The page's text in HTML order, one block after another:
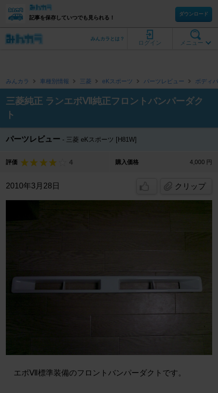
記事を保存していつでも見られる！
ダウンロード
メニュー
ログイン
みんカラとは？
みんカラ 車種別情報 三菱 eKスポーツ パーツレビュー ボディ
三菱純正 ランエボⅦ純正フロントバンパーダク
ト
パーツレビュー 三菱 eKスポーツ [H81W]
評価 4 購入価格 4,000 円
2010年3月28日 クリップ
エボⅦ標準装備のフロントバンパーダクトです。